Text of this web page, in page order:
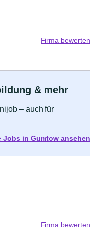
Firma bewerten
& mehr
– auch für
Jobs in Gumtow ansehen
Firma bewerten